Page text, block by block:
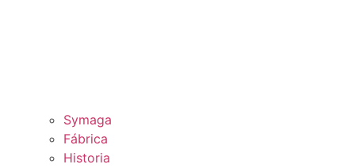
Symaga
Fábrica
Historia